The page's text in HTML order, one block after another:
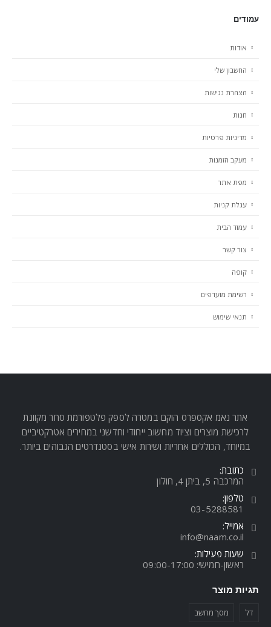
עמודים
אודות
החשבון שלי
הצהרת נגישות
חנות
מדיניות פרטיות
מעקב הזמנות
מפת אתר
עגלת קניות
עמוד הבית
צור קשר
קופה
רשימת מועדפים
תנאי שימוש
אתר נאמ אקספרס הוקם במטרה לספק פלטפורמת סחר מקוונת
לרכישת מוצרים וציוד מחשוב ייחודי וחדשני במחירים אטרקטיביים
במיוחד, הכוללים אחריות ושירות אישי בסטנדרטים הגבוהים ביותר.
כתובת:
המרכבה 5, ביתן 4, חולון
טלפון:
03-5288581
אמייל:
info@naam.co.il
שעות פעילות:
ראשון-חמישי: 09:00-17:00
תגיות מוצר
דל מסך מחשב